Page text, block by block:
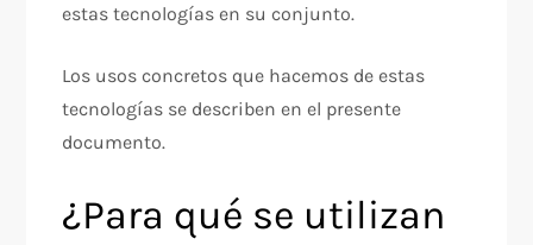
estas tecnologías en su conjunto.
Los usos concretos que hacemos de estas
tecnologías se describen en el presente
documento.
¿Para qué se utilizan